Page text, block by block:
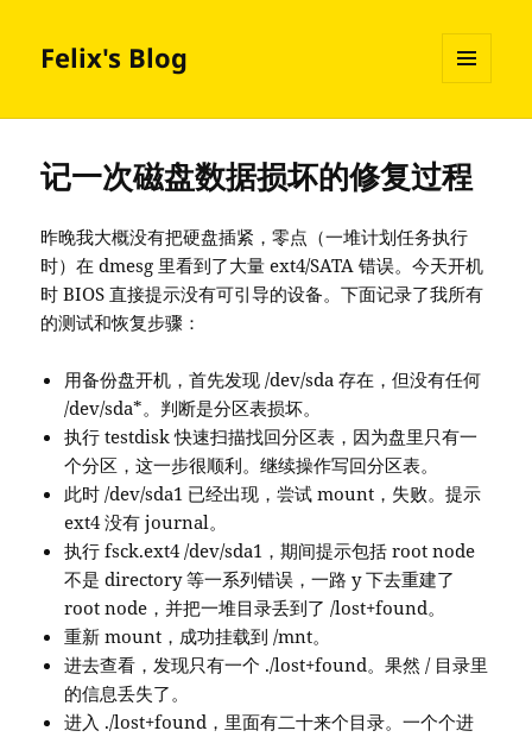
Felix's Blog
AND
记一次磁盘数据损坏的修复过程
昨晚我大概没有把硬盘插紧，零点（一堆计划任务执行
时）在 dmesg 里看到了大量 ext4/SATA 错误。今天开机
时 BIOS 直接提示没有可引导的设备。下面记录了我所有
的测试和恢复步骤：
用备份盘开机，首先发现 /dev/sda 存在，但没有任何
/dev/sda*。判断是分区表损坏。
执行 testdisk 快速扫描找回分区表，因为盘里只有一
个分区，这一步很顺利。继续操作写回分区表。
此时 /dev/sda1 已经出现，尝试 mount，失败。提示
ext4 没有 journal。
执行 fsck.ext4 /dev/sda1，期间提示包括 root node
不是 directory 等一系列错误，一路 y 下去重建了
root node，并把一堆目录丢到了 /lost+found。
重新 mount，成功挂载到 /mnt。
进去查看，发现只有一个 ./lost+found。果然 / 目录里
的信息丢失了。
进入 ./lost+found，里面有二十来个目录。一个个进